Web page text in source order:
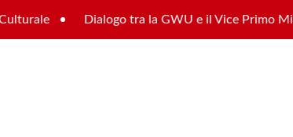
Dialogo tra la GWU e il Vice Primo Ministro